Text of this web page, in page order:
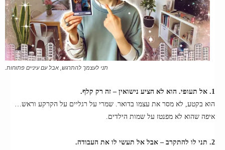
תני לעצמך להתרגש, אבל עם עיניים פתוחות.
1. אל תעופי. הוא לא הציע נישואין – זה רק קלף.
הוא בקטע, לא מסר את עצמו בדואר. שמרי על רגליים על הקרקע וראש…
איפה שהוא לא מפנטז על שמות הילדים.
2. תני לו להתקרב – אבל אל תעשי לו את העבודה.